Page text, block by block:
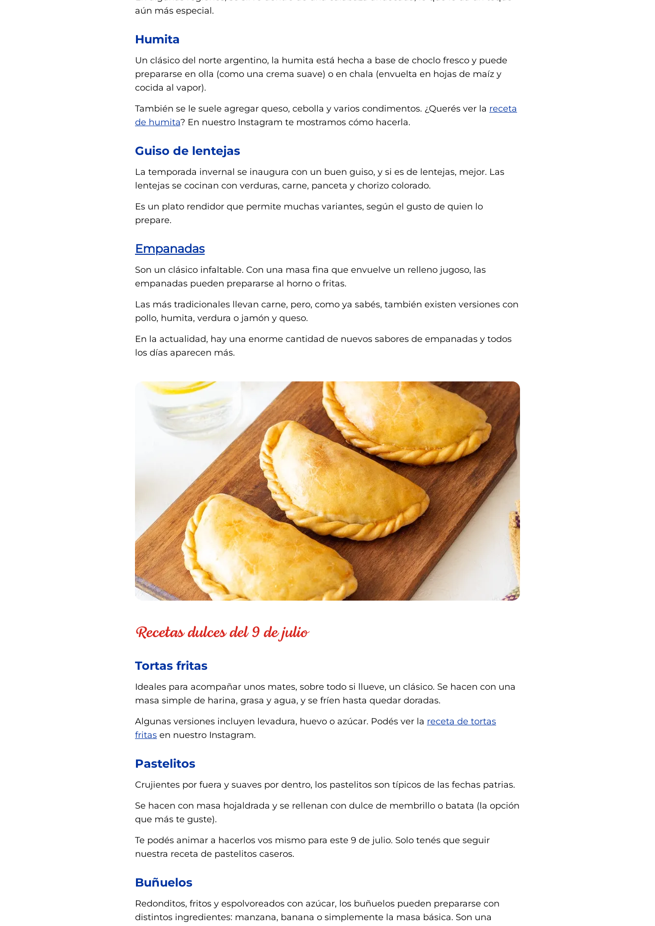
aún más especial.
Humita
Un clásico del norte argentino, la humita está hecha a base de choclo fresco y puede
prepararse en olla (como una crema suave) o en chala (envuelta en hojas de maíz y
cocida al vapor).
También se le suele agregar queso, cebolla y varios condimentos. ¿Querés ver la receta
de humita? En nuestro Instagram te mostramos cómo hacerla.
Guiso de lentejas
La temporada invernal se inaugura con un buen guiso, y si es de lentejas, mejor. Las
lentejas se cocinan con verduras, carne, panceta y chorizo colorado.
Es un plato rendidor que permite muchas variantes, según el gusto de quien lo
prepare.
Empanadas
Son un clásico infaltable. Con una masa fina que envuelve un relleno jugoso, las
empanadas pueden prepararse al horno o fritas.
Las más tradicionales llevan carne, pero, como ya sabés, también existen versiones con
pollo, humita, verdura o jamón y queso.
En la actualidad, hay una enorme cantidad de nuevos sabores de empanadas y todos
los días aparecen más.
Recetas dulces del 9 de julio
Tortas fritas
Ideales para acompañar unos mates, sobre todo si llueve, un clásico. Se hacen con una
masa simple de harina, grasa y agua, y se fríen hasta quedar doradas.
Algunas versiones incluyen levadura, huevo o azúcar. Podés ver la receta de tortas
fritas en nuestro Instagram.
Pastelitos
Crujientes por fuera y suaves por dentro, los pastelitos son típicos de las fechas patrias.
Se hacen con masa hojaldrada y se rellenan con dulce de membrillo o batata (la opción
que más te guste).
Te podés animar a hacerlos vos mismo para este 9 de julio. Solo tenés que seguir
nuestra receta de pastelitos caseros.
Buñuelos
Redonditos, fritos y espolvoreados con azúcar, los buñuelos pueden prepararse con
distintos ingredientes: manzana, banana o simplemente la masa básica. Son una